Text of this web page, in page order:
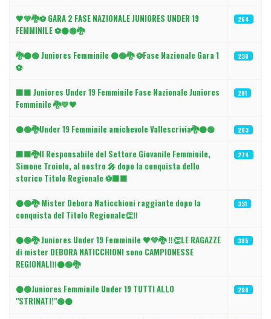
🖤💚🐉⚽️ GARA 2 FASE NAZIONALE JUNIORES UNDER 19
FEMMINILE ⚽️⚫🟢🐉
264
🐉⚫️🟢 Juniores Femminile ⚫🟢🐉 ⚽Fase Nazionale Gara 1
⚽
230
⬛🟩 Juniores Under 19 Femminile Fase Nazionale Juniores
Femminile 🐉💚🖤
291
⚫🟢🐉Under 19 Femminile amichevole Vallescrivia🐉⚫️🟢 263
⬛🟩🐉Il Responsabile del Settore Giovanile Femminile,
Simone Troiolo, al nostro 🎤 dopo la conquista dello
storico Titolo Regionale ⚽⬛🟩
274
⚫🟢🐉 Mister Debora Naticchioni raggiante dopo la
conquista del Titolo Regionale👏‼️
331
⚫🟢🐉 Juniores Under 19 Femminile 🖤💚🐉 ‼️👏LE RAGAZZE
di mister DEBORA NATICCHIONI sono CAMPIONESSE
REGIONALI‼️⚫🟢🐉
385
⚫️🟢Juniores Femminile Under 19 TUTTI ALLO
"STRINATI!"🟢⚫️
298